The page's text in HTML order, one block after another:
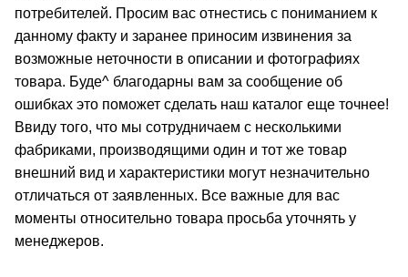
потребителей. Просим вас отнестись с пониманием к
данному факту и заранее приносим извинения за
возможные неточности в описании и фотографиях
товара. Буде^ благодарны вам за сообщение об
ошибках это поможет сделать наш каталог еще точнее!
Ввиду того, что мы сотрудничаем с несколькими
фабриками, производящими один и тот же товар
внешний вид и характеристики могут незначительно
отличаться от заявленных. Все важные для вас
моменты относительно товара просьба уточнять у
менеджеров.